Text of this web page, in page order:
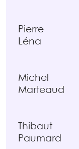
Pierre
Léna
Michel
Marteaud
Thibaut
Paumard